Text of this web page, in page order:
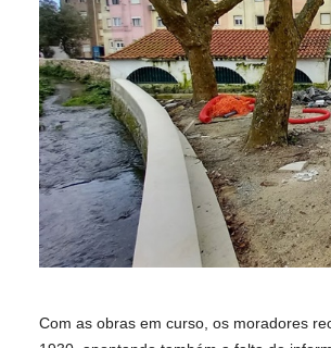
Com as obras em curso, os moradores